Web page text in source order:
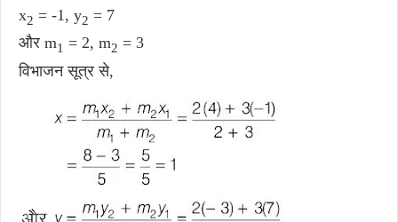
x2 = -1, y2 = 7
और m1 = 2, m2 = 3
विभाजन सूत्र से,